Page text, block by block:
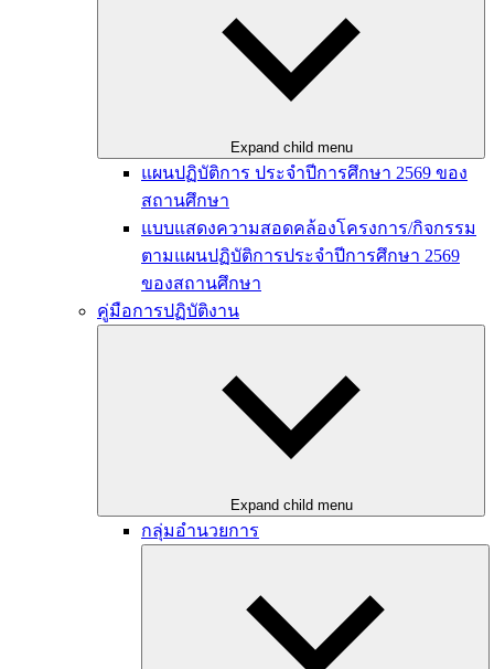
Expand child menu
แผนปฏิบัติการ ประจำปีการศึกษา 2569 ของ
สถานศึกษา
แบบแสดงความสอดคล้องโครงการ/กิจกรรม
ตามแผนปฏิบัติการประจำปีการศึกษา 2569
ของสถานศึกษา
คู่มือการปฏิบัติงาน
Expand child menu
กลุ่มอำนวยการ